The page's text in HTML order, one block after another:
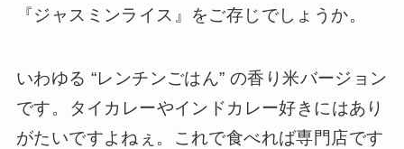
『ジャスミンライス』をご存じでしょうか。
いわゆる “レンチンごはん” の香り米バージョン
です。タイカレーやインドカレー好きにはあり
がたいですよねぇ。これで食べれば専門店です